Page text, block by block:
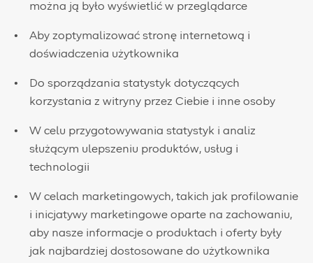
można ją było wyświetlić w przeglądarce
Aby zoptymalizować stronę internetową i
doświadczenia użytkownika
Do sporządzania statystyk dotyczących
korzystania z witryny przez Ciebie i inne osoby
W celu przygotowywania statystyk i analiz
służącym ulepszeniu produktów, usług i
technologii
W celach marketingowych, takich jak profilowanie
i inicjatywy marketingowe oparte na zachowaniu,
aby nasze informacje o produktach i oferty były
jak najbardziej dostosowane do użytkownika